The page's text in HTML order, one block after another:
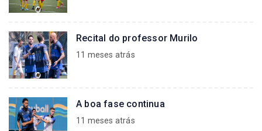
Recital do professor Murilo
11 meses atrás
A boa fase continua
11 meses atrás